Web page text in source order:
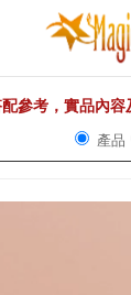
參考，實品內容
產品